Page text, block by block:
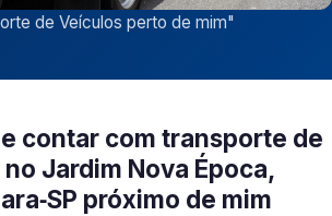
de Veículos perto de mim"
contar com transporte de
Jardim Nova Época,
próximo de mim